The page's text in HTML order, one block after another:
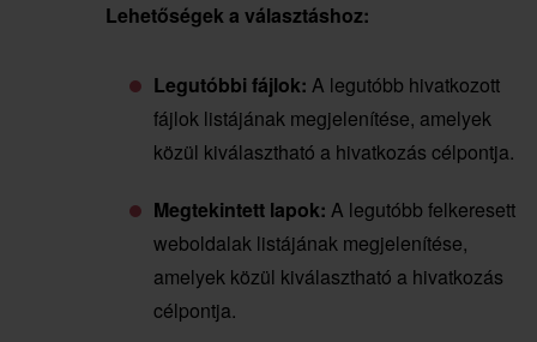
Lehetőségek a választáshoz:
Legutóbbi fájlok: A legutóbb hivatkozott
fájlok listájának megjelenítése, amelyek
közül kiválasztható a hivatkozás célpontja.
Megtekintett lapok: A legutóbb felkeresett
weboldalak listájának megjelenítése,
amelyek közül kiválasztható a hivatkozás
célpontja.